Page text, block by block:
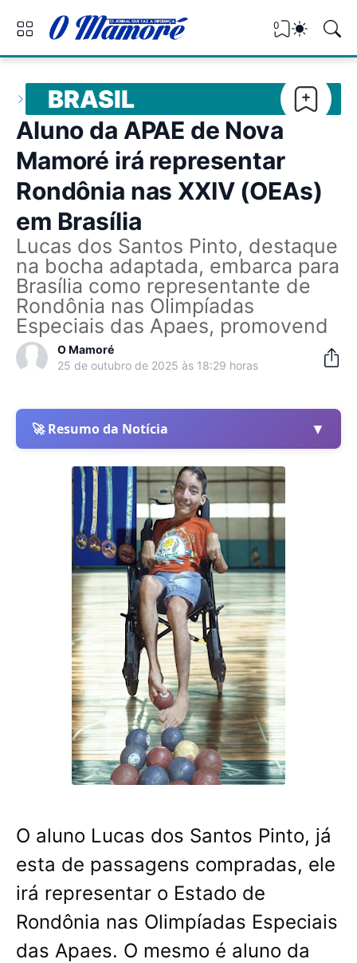
0
BRASIL
Aluno da APAE de Nova
Mamoré irá representar
Rondônia nas XXIV (OEAs)
em Brasília
Lucas dos Santos Pinto, destaque
na bocha adaptada, embarca para
Brasília como representante de
Rondônia nas Olimpíadas
Especiais das Apaes, promovend
O Mamoré
25 de outubro de 2025 às 18:29 horas
🚀 Resumo da Notícia ▼
O aluno Lucas dos Santos Pinto, já
esta de passagens compradas, ele
irá representar o Estado de
Rondônia nas Olimpíadas Especiais
das Apaes. O mesmo é aluno da